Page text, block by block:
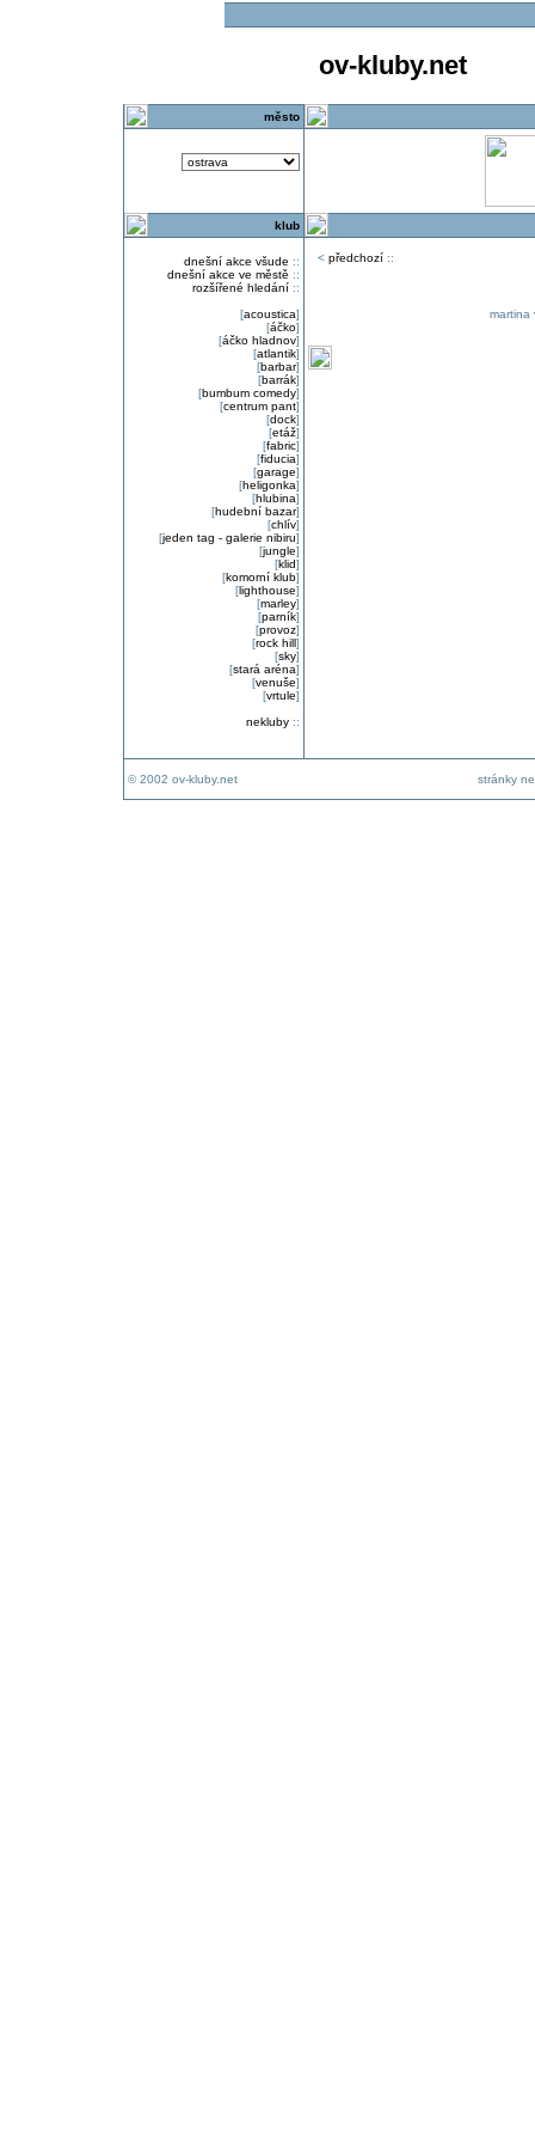
ov-kluby.net
město
klub
dnešní akce všude ::
dnešní akce ve městě ::
rozšířené hledání::
[acoustica]
[áčko]
[áčko hladnov]
[atlantik]
[barbar]
[barrák]
[bumbum comedy]
[centrum pant]
[dock]
[etáž]
[fabric]
[fiducia]
[garage]
[heligonka]
[hlubina]
[hudební bazar]
[chlív]
[jeden tag - galerie nibiru]
[jungle]
[klid]
[komorní klub]
[lighthouse]
[marley]
[parník]
[provoz]
[rock hill]
[sky]
[stará aréna]
[venuše]
[vrtule]
nekluby::
< předchozí::
martina
© 2002 ov-kluby.net stránky